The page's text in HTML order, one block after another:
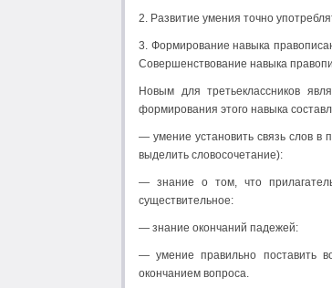
2. Развитие умения точно
3. Формирование навыка
Совершенствование навыка
Новым для третьеклассников
формирования этого навыка
— умение установить связь слов в
выделить словосочетание):
— знание о том, что
существительное:
— знание окончаний падежей:
— умение правильно поставить
окончанием вопроса.